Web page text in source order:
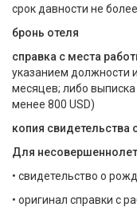
срок давности не
бронь отеля
справка с места
указанием должности
месяцев; либо выписка
менее 800 USD)
копия свидетельства
Для
• свидетельство о
• оригинал справки с